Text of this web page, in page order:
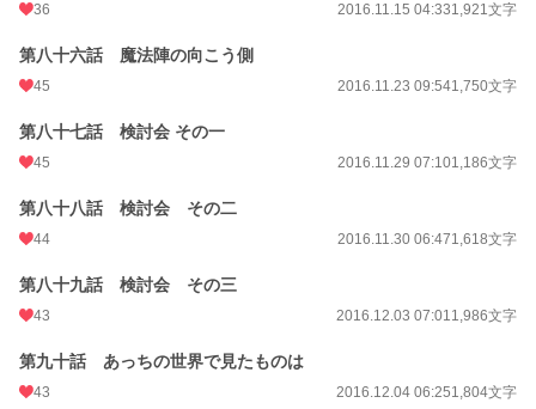
36 2016.11.15 04:331,921文字
第八十六話 魔法陣の向こう側
45 2016.11.23 09:541,750文字
第八十七話 検討会 その一
45 2016.11.29 07:101,186文字
第八十八話 検討会 その二
44 2016.11.30 06:471,618文字
第八十九話 検討会 その三
43 2016.12.03 07:011,986文字
第九十話 あっちの世界で見たものは
43 2016.12.04 06:251,804文字